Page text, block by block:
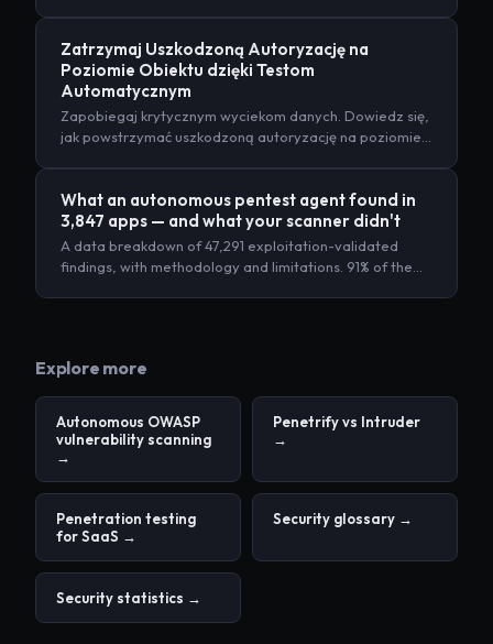
odpowiedzi HTTP. 800 użytkowników miało do niego
dostęp. Oto, co zostało ujawnione, jak działało
nadużycie rozliczeń i jak wyglądało rozwiązanie.
Zatrzymaj Uszkodzoną Autoryzację na
Poziomie Obiektu dzięki Testom
Automatycznym
Zapobiegaj krytycznym wyciekom danych. Dowiedz się,
jak powstrzymać uszkodzoną autoryzację na poziomie
użytkowników już teraz!
What an autonomous pentest agent found in
3,847 apps — and what your scanner didn't
A data breakdown of 47,291 exploitation-validated
findings, with methodology and limitations. 91% of the
Explore more
Autonomous OWASP
vulnerability scanning
→
Penetrify vs Intruder
→
Penetration testing
for SaaS →
Security glossary →
Security statistics →